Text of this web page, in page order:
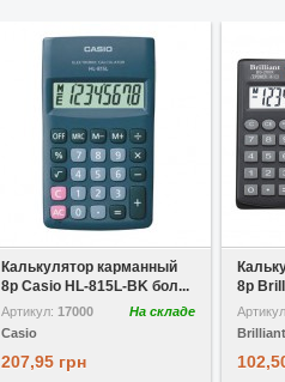
В избранное
Калькулятор карманный
8р Casio HL-815L-BK бол...
Артикул: 17000
На складе
Casio
207,95 грн
8р
Brilliant